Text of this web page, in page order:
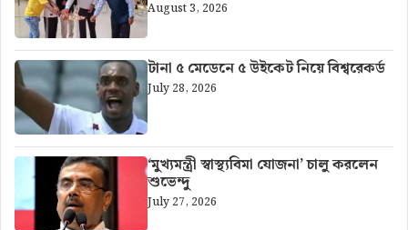
August 3, 2026
টানা ৫ মেডেনে ৫ উইকেট নিয়ে বিশ্বরেকর্ড
July 28, 2026
‘মুখ্যমন্ত্রী স্বাস্থ্যবিমা যোজনা’ চালু করলেন
শুভেন্দু
July 27, 2026